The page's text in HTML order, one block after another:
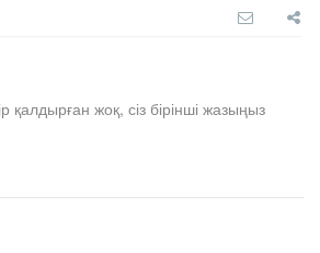
қалдырған жоқ, сіз бірінші жазыңыз